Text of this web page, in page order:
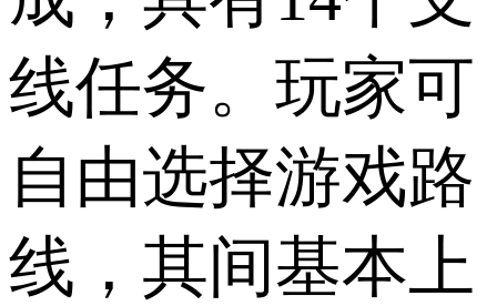
线任务。玩家可
自由选择游戏路
线，其间基本上